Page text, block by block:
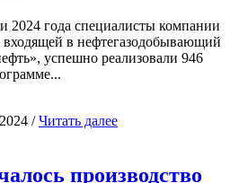
2024 года специалисты компании
в нефтегазодобывающий
успешно реализовали 946
/Читать далее
производство